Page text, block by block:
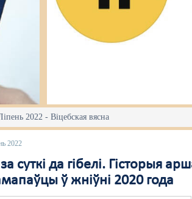
2022 - Віцебская вясна
2022
суткі да гібелі. Гісторыя
ў жніўні 2020 года